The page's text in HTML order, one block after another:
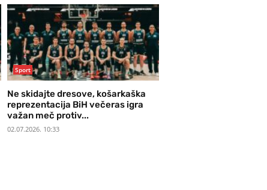
Sport
Ne skidajte dresove, košarkaška
reprezentacija BiH večeras igra
važan meč protiv...
02.07.2026. 10:33